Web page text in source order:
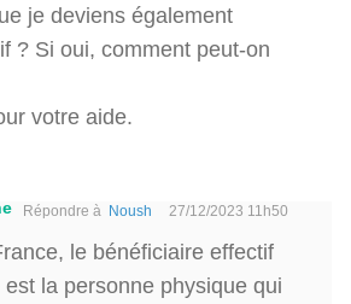
je deviens également
? Si oui, comment peut-on
votre aide.
Répondre à Noush 27/12/2023 11h50
le bénéficiaire effectif
est la personne physique qui